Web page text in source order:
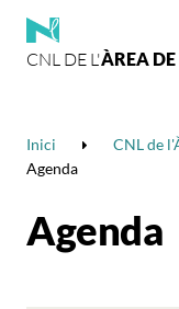
CNL DE L'ÀREA
Inici
CNL de
Agenda
Agenda